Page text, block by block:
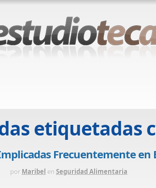
etiquetadas
Frecuentemente
por Maribel en Seguridad Alimentaria